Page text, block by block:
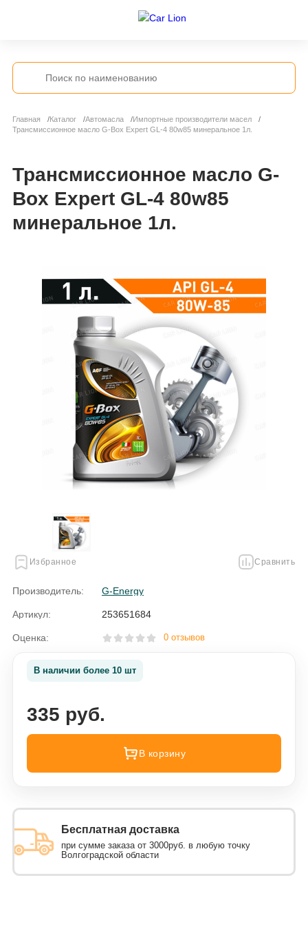
Главная Каталог Автомасла
Импортные производители масел
Трансмиссионное масло G-Box Expert GL-4 80w85 минеральное 1л.
Трансмиссионное масло G-
Box Expert GL-4 80w85
минеральное 1л.
Избранное Сравнить
Производитель: G-Energy
Артикул: 253651684
Оценка: 0 отзывов
В наличии более 10 шт
335 руб.
В корзину
Бесплатная доставка
при сумме заказа от 3000руб. в любую точку
Волгоградской области